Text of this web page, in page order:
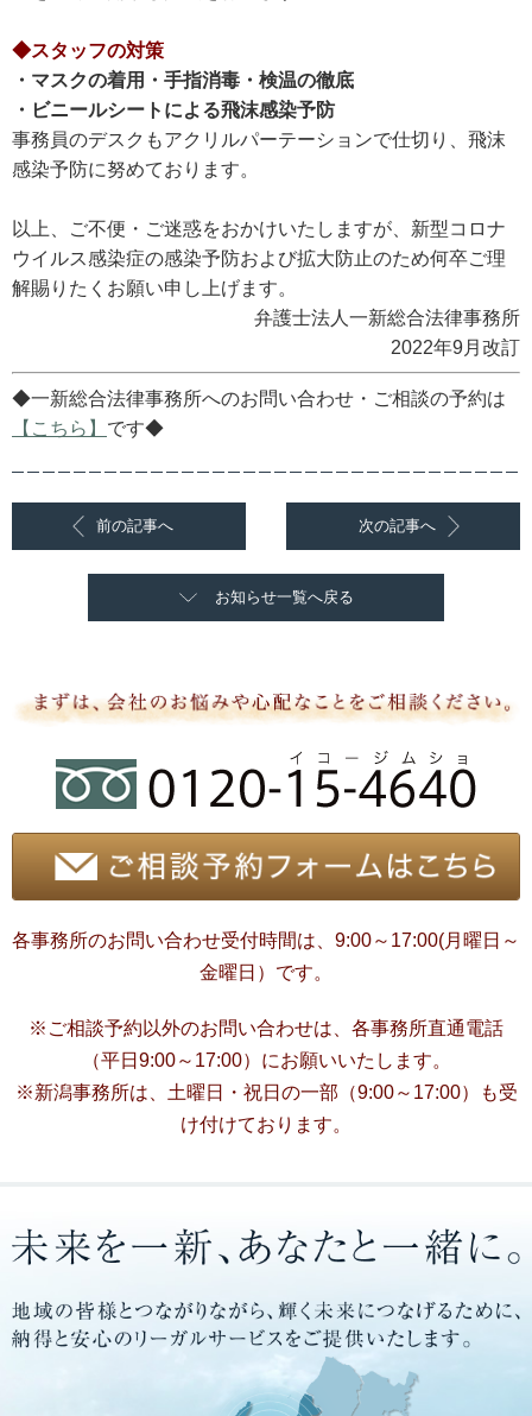
◆スタッフの対策
・マスクの着用・手指消毒・検温の徹底
・ビニールシートによる飛沫感染予防
事務員のデスクもアクリルパーテーションで仕切り、飛沫
感染予防に努めております。
以上、ご不便・ご迷惑をおかけいたしますが、新型コロナ
ウイルス感染症の感染予防および拡大防止のため何卒ご理
解賜りたくお願い申し上げます。
弁護士法人一新総合法律事務所
2022年9月改訂
◆一新総合法律事務所へのお問い合わせ・ご相談の予約は
【こちら】 です◆
前の記事へ 次の記事へ
お知らせ一覧へ戻る
各事務所のお問い合わせ受付時間は、9:00～17:00(月曜日～
金曜日）です。
※ご相談予約以外のお問い合わせは、各事務所直通電話
（平日9:00～17:00）にお願いいたします。
※新潟事務所は、土曜日・祝日の一部（9:00～17:00）も受
け付けております。